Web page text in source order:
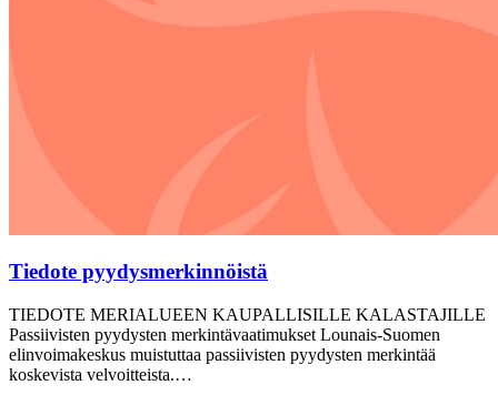
Tiedote pyydysmerkinnöistä
TIEDOTE MERIALUEEN KAUPALLISILLE KALASTAJILLE
Passiivisten pyydysten merkintävaatimukset Lounais-Suomen
elinvoimakeskus muistuttaa passiivisten pyydysten merkintää
koskevista velvoitteista.…